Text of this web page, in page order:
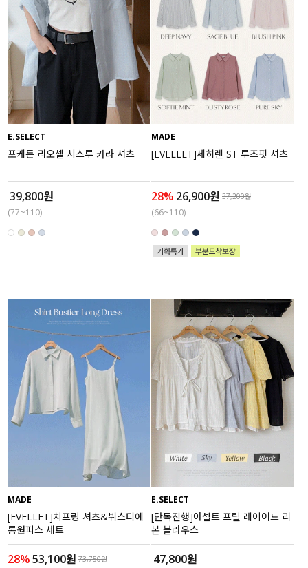
E.SELECT
포케든 리오셀 시스루 카라 셔츠
39,800원
(77~110)
MADE
[EVELLET]세히렌 ST 루즈핏 셔츠
28% 26,900원 37,200원
(66~110)
MADE
[EVELLET]치프링 셔츠&뷔스티에
롱원피스 세트
28%53,100원 73,750원
E.SELECT
[단독진행]아셀트 프릴 레이어드 리
본 블라우스
47,800원